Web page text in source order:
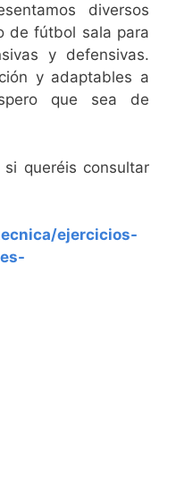
diversos
de fútbol sala para
y defensivas.
y adaptables a
que sea de
queréis consultar
ejercicios-